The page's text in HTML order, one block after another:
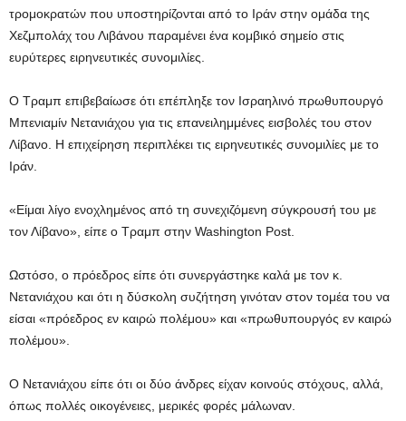
τρομοκρατών που υποστηρίζονται από το Ιράν στην ομάδα της
Χεζμπολάχ του Λιβάνου παραμένει ένα κομβικό σημείο στις
ευρύτερες ειρηνευτικές συνομιλίες.
Ο Τραμπ επιβεβαίωσε ότι επέπληξε τον Ισραηλινό πρωθυπουργό
Μπενιαμίν Νετανιάχου για τις επανειλημμένες εισβολές του στον
Λίβανο. Η επιχείρηση περιπλέκει τις ειρηνευτικές συνομιλίες με το
Ιράν.
«Είμαι λίγο ενοχλημένος από τη συνεχιζόμενη σύγκρουσή του με
τον Λίβανο», είπε ο Τραμπ στην Washington Post.
Ωστόσο, ο πρόεδρος είπε ότι συνεργάστηκε καλά με τον κ.
Νετανιάχου και ότι η δύσκολη συζήτηση γινόταν στον τομέα του να
είσαι «πρόεδρος εν καιρώ πολέμου» και «πρωθυπουργός εν καιρώ
πολέμου».
Ο Νετανιάχου είπε ότι οι δύο άνδρες είχαν κοινούς στόχους, αλλά,
όπως πολλές οικογένειες, μερικές φορές μάλωναν.